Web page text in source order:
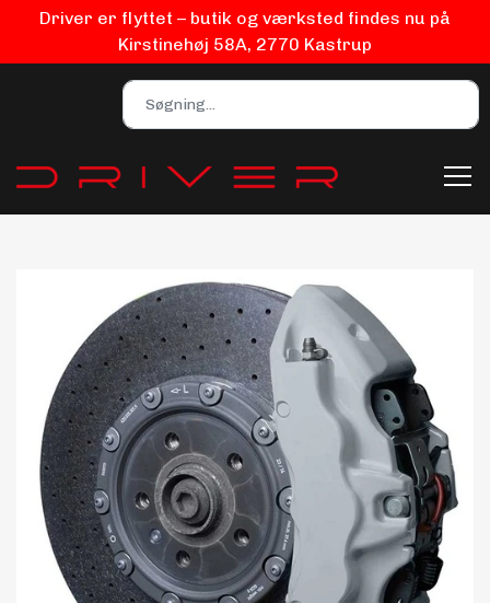
Driver er flyttet – butik og værksted findes nu på
Kirstinehøj 58A, 2770 Kastrup
Bilpleje
Biludstyr
EV Udstyr
Maling
Bilstereo